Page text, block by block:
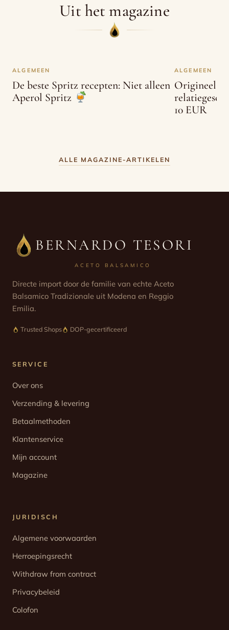
Uit het magazine
ALGEMEEN
De beste Spritz recepten: Niet alleen
Aperol Spritz
ALGEMEEN
Origineel
10 EUR
ALLE MAGAZINE-ARTIKELEN
BERNARDO TESORI
ACETO BALSAMICO
Directe import door de familie van echte Aceto
Balsamico Tradizionale uit Modena en Reggio
Emilia.
Trusted Shops DOP-gecertificeerd
SERVICE
Over ons
Verzending & levering
Betaalmethoden
Klantenservice
Mijn account
Magazine
JURIDISCH
Algemene voorwaarden
Herroepingsrecht
Withdraw from contract
Privacybeleid
Colofon